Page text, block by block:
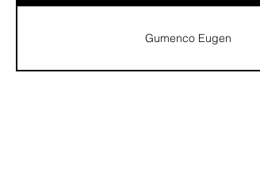
Gumenco Eugen